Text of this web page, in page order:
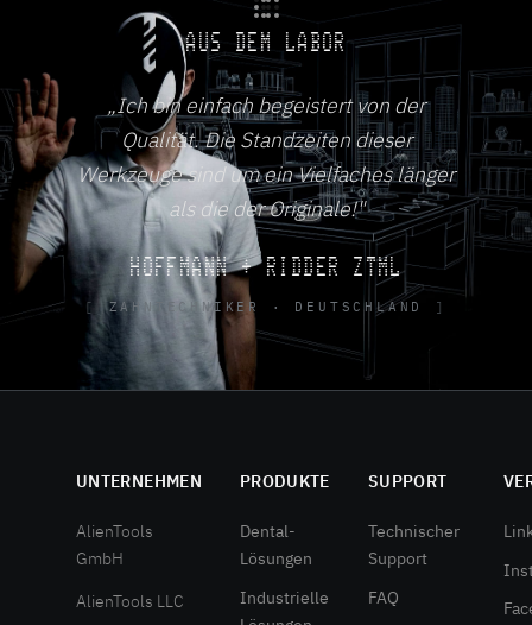
AUS DEM LABOR
„Ich bin einfach begeistert von der
Qualität. Die Standzeiten dieser
Werkzeuge sind um ein Vielfaches länger
als die der Originale!"
HOFFMANN + RIDDER ZTML
ZAHNTECHNIKER · DEUTSCHLAND
UNTERNEHMEN
AlienTools
GmbH
AlienTools LLC
PRODUKTE
Dental-
Lösungen
Industrielle
SUPPORT
Technischer
Support
FAQ